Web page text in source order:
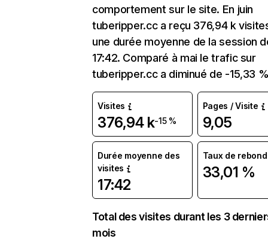
comportement sur le site. En juin
tuberipper.cc a reçu 376,94 k
une durée moyenne de la session
17:42. Comparé à mai le trafic sur
tuberipper.cc a diminué de -15,33
Visites
376,94 k-15 %
Pages / Visite
9,05
Durée moyenne des
visites
17:42
Taux de rebond
33,01 %
Total des visites durant les 3
mois